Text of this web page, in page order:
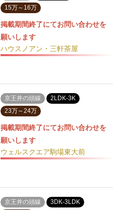
15万～16万
掲載期間終了にてお問い合わせを
願いします
ハウスノアン・三軒茶屋
京王井の頭線
2LDK-3K
23万～24万
掲載期間終了にてお問い合わせを
願いします
ウェルスクエア駒場東大前
京王井の頭線
3DK-3LDK